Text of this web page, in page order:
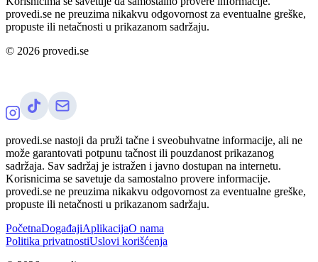
provedi.se ne preuzima nikakvu odgovornost za eventualne greške,
propuste ili netačnosti u prikazanom sadržaju.
© 2026 provedi.se
provedi.se nastoji da pruži tačne i sveobuhvatne informacije, ali ne
može garantovati potpunu tačnost ili pouzdanost prikazanog
sadržaja. Sav sadržaj je istražen i javno dostupan na internetu.
Korisnicima se savetuje da samostalno provere informacije.
provedi.se ne preuzima nikakvu odgovornost za eventualne greške,
propuste ili netačnosti u prikazanom sadržaju.
PočetnaDogađajiAplikacijaO nama
Politika privatnostiUslovi korišćenja